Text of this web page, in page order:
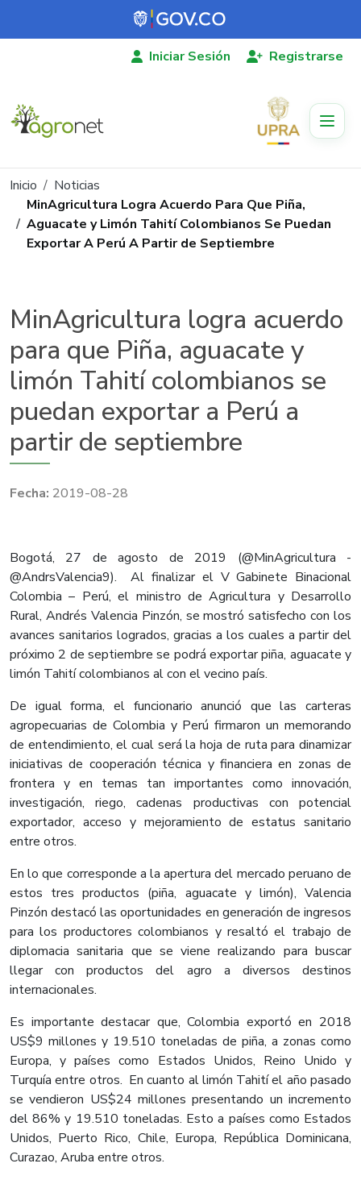
Pasar al contenido principal
Iniciar Sesión Registrarse
Ruta de navegación
Inicio
Noticias
MinAgricultura Logra Acuerdo Para Que Piña,
Aguacate y Limón Tahití Colombianos Se Puedan
Exportar A Perú A Partir de Septiembre
MinAgricultura logra acuerdo
para que Piña, aguacate y
limón Tahití colombianos se
puedan exportar a Perú a
partir de septiembre
2019-08-28
Bogotá, 27 de agosto de 2019 (@MinAgricultura -
@AndrsValencia9). Al finalizar el V Gabinete Binacional
Colombia – Perú, el ministro de Agricultura y Desarrollo
Rural, Andrés Valencia Pinzón, se mostró satisfecho con los
avances sanitarios logrados, gracias a los cuales a partir del
próximo 2 de septiembre se podrá exportar piña, aguacate y
limón Tahití colombianos al con el vecino país.
De igual forma, el funcionario anunció que las carteras
agropecuarias de Colombia y Perú firmaron un memorando
de entendimiento, el cual será la hoja de ruta para dinamizar
iniciativas de cooperación técnica y financiera en zonas de
frontera y en temas tan importantes como innovación,
investigación, riego, cadenas productivas con potencial
exportador, acceso y mejoramiento de estatus sanitario
entre otros.
En lo que corresponde a la apertura del mercado peruano de
estos tres productos (piña, aguacate y limón), Valencia
Pinzón destacó las oportunidades en generación de ingresos
para los productores colombianos y resaltó el trabajo de
diplomacia sanitaria que se viene realizando para buscar
llegar con productos del agro a diversos destinos
internacionales.
Es importante destacar que, Colombia exportó en 2018
US$9 millones y 19.510 toneladas de piña, a zonas como
Europa, y países como Estados Unidos, Reino Unido y
Turquía entre otros. En cuanto al limón Tahití el año pasado
se vendieron US$24 millones presentando un incremento
del 86% y 19.510 toneladas. Esto a países como Estados
Unidos, Puerto Rico, Chile, Europa, República Dominicana,
Curazao, Aruba entre otros.